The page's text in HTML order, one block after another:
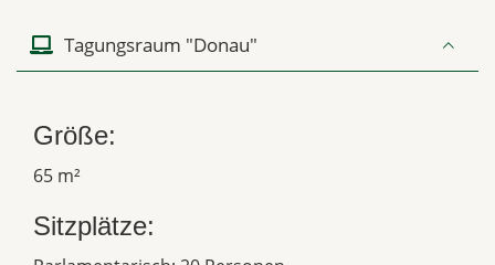
Tagungsraum "Donau"
Größe:
65 m²
Sitzplätze: